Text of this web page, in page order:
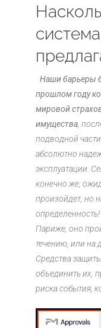
Наши барьеры
прошлом году
мировой
имущества,
подводной
абсолютно
эксплуатации.
конечно же,
произойдет, но
Париже, оно
течению, или на
Средства
объединить их,
риска события,